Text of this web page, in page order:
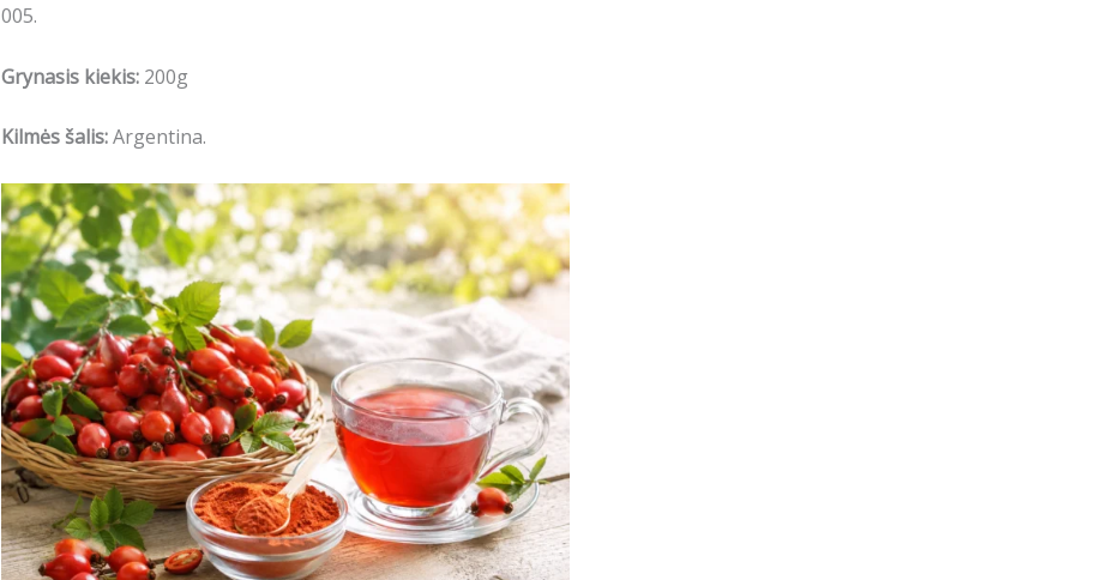
005.
Grynasis kiekis: 200g
Kilmės šalis:Argentina.